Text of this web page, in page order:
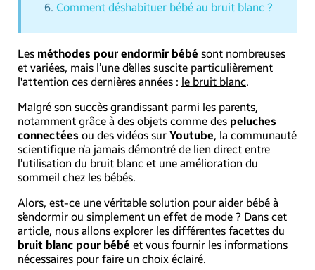
Comment déshabituer bébé au bruit blanc ?
Les méthodes pour endormir bébé sont nombreuses
et variées, mais l’une d’elles suscite particulièrement
l'attention ces dernières années : le bruit blanc.
Malgré son succès grandissant parmi les parents,
notamment grâce à des objets comme des peluches
connectées ou des vidéos sur Youtube, la communauté
scientifique n’a jamais démontré de lien direct entre
l’utilisation du bruit blanc et une amélioration du
sommeil chez les bébés.
Alors, est-ce une véritable solution pour aider bébé à
s’endormir ou simplement un effet de mode ? Dans cet
article, nous allons explorer les différentes facettes du
bruit blanc pour bébé et vous fournir les informations
nécessaires pour faire un choix éclairé.